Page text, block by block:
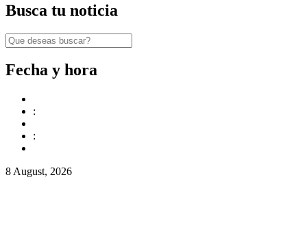
Busca tu noticia
Fecha y hora
:
:
8 August, 2026